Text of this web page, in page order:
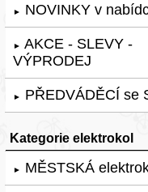
► NOVINKY v
► AKCE - SLEVY -
VÝPRODEJ
► PŘEDVÁDĚCÍ se
Kategorie elektrokol
► MĚSTSKÁ